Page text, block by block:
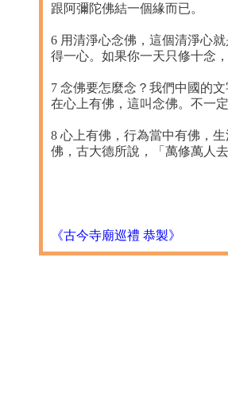
跟阿彌陀佛結一個緣而已。
6 用清淨心念佛，這個清淨心
得一心。如果你一天只修十念
7 念佛要怎麼念？我們中國的
在心上有佛，這叫念佛。不一
8 心上有佛，行為當中有佛，
佛，古大德所說，「萬修萬人去
《古今寺廟巡禮 恭製》